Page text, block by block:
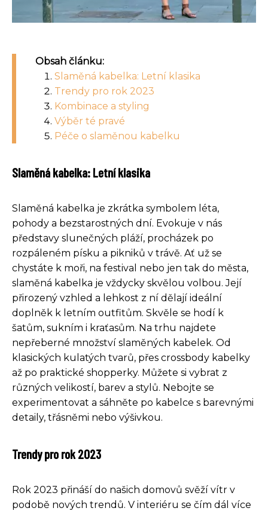
Obsah článku:
Slaměná kabelka: Letní klasika
Trendy pro rok 2023
Kombinace a styling
Výběr té pravé
Péče o slaměnou kabelku
Slaměná kabelka: Letní klasika
Slaměná kabelka je zkrátka symbolem léta,
pohody a bezstarostných dní. Evokuje v nás
představy slunečných pláží, procházek po
rozpáleném písku a pikniků v trávě. Ať už se
chystáte k moři, na festival nebo jen tak do města,
slaměná kabelka je vždycky skvělou volbou. Její
přirozený vzhled a lehkost z ní dělají ideální
doplněk k letním outfitům. Skvěle se hodí k
šatům, sukním i kraťasům. Na trhu najdete
nepřeberné množství slaměných kabelek. Od
klasických kulatých tvarů, přes crossbody kabelky
až po praktické shopperky. Můžete si vybrat z
různých velikostí, barev a stylů. Nebojte se
experimentovat a sáhněte po kabelce s barevnými
detaily, třásněmi nebo výšivkou.
Trendy pro rok 2023
Rok 2023 přináší do našich domovů svěží vítr v
podobě nových trendů. V interiéru se čím dál více